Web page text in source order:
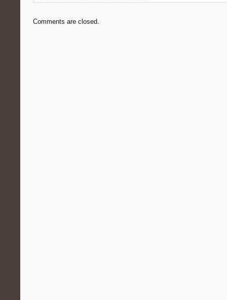
Comments are closed.